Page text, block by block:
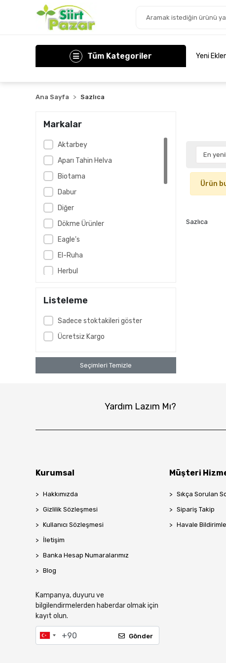
Tüm Kategoriler Yeni
Ana Sayfa Sazlıca
Markalar
Aktarbey
Aparı Tahin Helva
Biotama
Dabur
Diğer
Dökme Ürünler
Eagle's
El-Ruha
Herbul
Kervan
Kırkyıl
Mahbuba
Marmarabirlik
Rgs
TALA
Yöresel
Zilzal
Zühre Ana
Listeleme
Sadece stoktakileri göster
Ücretsiz Kargo
Seçimleri Temizle
Ürün
Sazlıca
Yardım Lazım Mı?
Kurumsal
Hakkımızda
Gizlilik Sözleşmesi
Kullanıcı Sözleşmesi
İletişim
Banka Hesap Numaralarımız
Blog
Kampanya, duyuru ve
bilgilendirmelerden haberdar olmak için
kayıt olun.
Gönder
Müşteri
Sıkça Sorulan
Sipariş Takip
Havale